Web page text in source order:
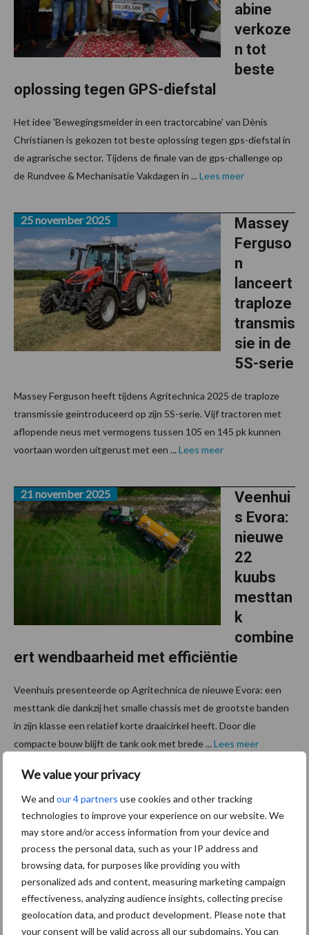
We value your privacy
We and our 4 partners use cookies and other tracking
technologies to improve your experience on our website. We
may store and/or access information from your device and
process the personal data, such as your IP address and
browsing data, for purposes like providing you with
personalized ads and content, measuring marketing campaign
effectiveness, analyzing audience insights, collecting precise
geolocation data, and product development. Please note that
your consent will be valid across all our subdomains. You can
abine
verkoze
n tot
beste
oplossing tegen GPS-diefstal
Het idee 'Bewegingsmelder in een tractorcabine' van Dènis
Christianen is gekozen tot beste oplossing tegen gps-diefstal in
de agrarische sector. Tijdens de finale van de gps-challenge op
de Rundvee & Mechanisatie Vakdagen in ... Lees meer
Massey
Ferguso
n
lanceert
traploze
transmis
sie in de
5S-serie
25 november 2025
Massey Ferguson heeft tijdens Agritechnica 2025 de traploze
transmissie geïntroduceerd op zijn 5S-serie. Vijf tractoren met
aflopende neus met vermogens tussen 105 en 145 pk kunnen
voortaan worden uitgerust met een ... Lees meer
Veenhui
s Evora:
nieuwe
22
kuubs
mesttan
k
combine
ert wendbaarheid met efficiëntie
21 november 2025
Veenhuis presenteerde op Agritechnica de nieuwe Evora: een
mesttank die dankzij het smalle chassis met de grootste banden
in zijn klasse een relatief korte draaicirkel heeft. Door die
compacte bouw blijft de tank ook met brede ... Lees meer
Vernieu
wde
Rapide
snijdt op
24
millimet
er